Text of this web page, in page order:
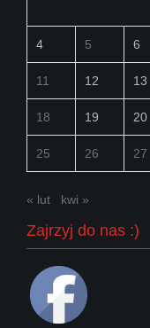
4 5 6
11 12 13
18 19 20
25 26 27
« lut kwi »
Zajrzyj do nas :)